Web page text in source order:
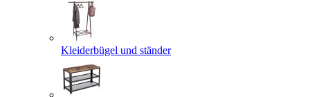
Kleiderbügel und ständer